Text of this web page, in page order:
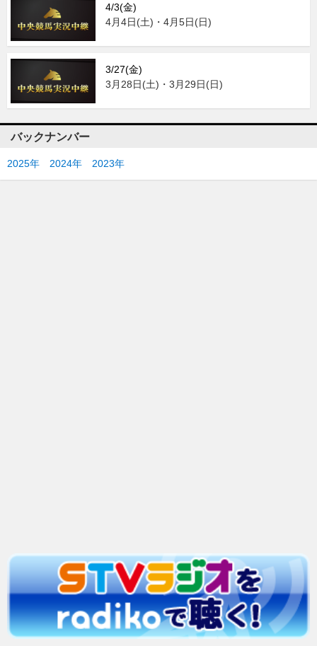
4/3(金)
4月4日(土)・4月5日(日)
3/27(金)
3月28日(土)・3月29日(日)
バックナンバー
2025年 2024年 2023年